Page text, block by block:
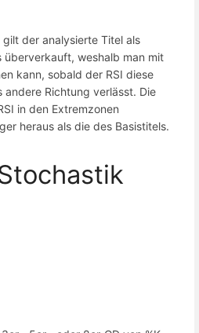
gilt der analysierte Titel als
weshalb man mit
kann, sobald der RSI diese
andere Richtung verlässt. Die
in den Extremzonen
heraus als die des Basistitels.